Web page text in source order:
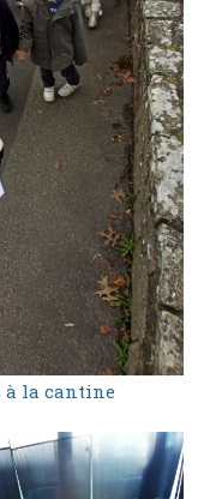
à la cantine